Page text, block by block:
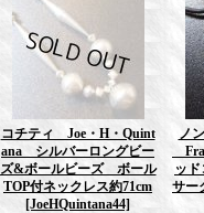
コチティ Joe・H・Quint
ana シルバーロングビー
ズ&ボールビーズ ボール
TOP付ネックレス約71cm
[JoeHQuintana44]
ノ
ッ
サー